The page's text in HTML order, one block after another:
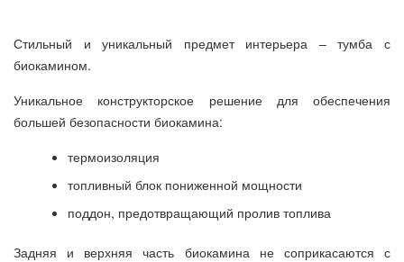
Стильный и уникальный предмет интерьера – тумба с
биокамином.
Уникальное конструкторское решение для обеспечения
большей безопасности биокамина:
термоизоляция
топливный блок пониженной мощности
поддон, предотвращающий пролив топлива
Задняя и верхняя часть биокамина не соприкасаются с